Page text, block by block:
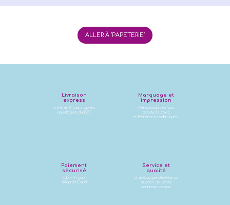
ALLER À "PAPETERIE"
Livraison
express
Livré en 8 jours après
validation du BàT
Marquage et
impression
Personnalisez vos
produits avec
différentes techniques
Paiement
sécurisé
CB / Visa /
MasterCard
Service et
qualité
Une équipe dédiée au
succès de votre
communication